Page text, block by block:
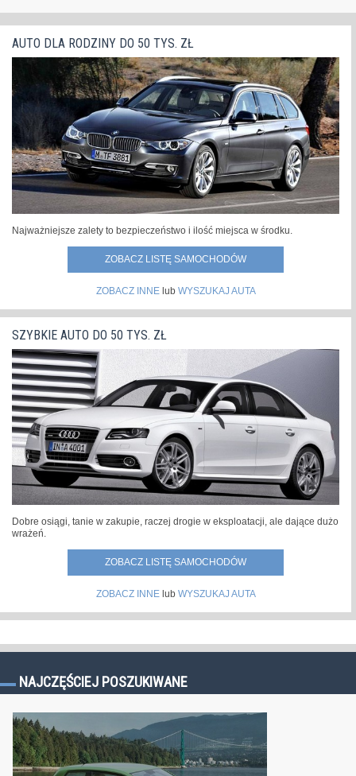
AUTO DLA RODZINY DO 50 TYS. ZŁ
Najważniejsze zalety to bezpieczeństwo i ilość miejsca w środku.
ZOBACZ LISTĘ SAMOCHODÓW
ZOBACZ INNElub WYSZUKAJ AUTA
SZYBKIE AUTO DO 50 TYS. ZŁ
Dobre osiągi, tanie w zakupie, raczej drogie w eksploatacji, ale dające dużo
wrażeń.
ZOBACZ LISTĘ SAMOCHODÓW
ZOBACZ INNElub WYSZUKAJ AUTA
NAJCZĘŚCIEJ POSZUKIWANE